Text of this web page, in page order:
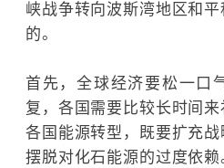
峡战争转向波斯湾地区和
的。
首先，全球经济要松一口
复，各国需要比较长时间
各国能源转型，既要扩充
摆脱对化石能源的过度依赖